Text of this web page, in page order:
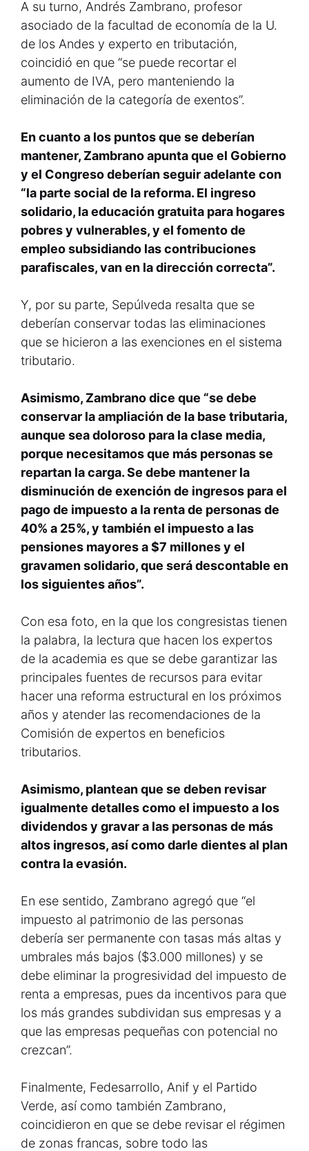
A su turno, Andrés Zambrano, profesor
asociado de la facultad de economía de la U.
de los Andes y experto en tributación,
coincidió en que “se puede recortar el
aumento de IVA, pero manteniendo la
eliminación de la categoría de exentos”.
En cuanto a los puntos que se deberían
mantener, Zambrano apunta que el Gobierno
y el Congreso deberían seguir adelante con
“la parte social de la reforma. El ingreso
solidario, la educación gratuita para hogares
pobres y vulnerables, y el fomento de
empleo subsidiando las contribuciones
parafiscales, van en la dirección correcta”.
Y, por su parte, Sepúlveda resalta que se
deberían conservar todas las eliminaciones
que se hicieron a las exenciones en el sistema
tributario.
Asimismo, Zambrano dice que “se debe
conservar la ampliación de la base tributaria,
aunque sea doloroso para la clase media,
porque necesitamos que más personas se
repartan la carga. Se debe mantener la
disminución de exención de ingresos para el
pago de impuesto a la renta de personas de
40% a 25%, y también el impuesto a las
pensiones mayores a $7 millones y el
gravamen solidario, que será descontable en
los siguientes años”.
Con esa foto, en la que los congresistas tienen
la palabra, la lectura que hacen los expertos
de la academia es que se debe garantizar las
principales fuentes de recursos para evitar
hacer una reforma estructural en los próximos
años y atender las recomendaciones de la
Comisión de expertos en beneficios
tributarios.
Asimismo, plantean que se deben revisar
igualmente detalles como el impuesto a los
dividendos y gravar a las personas de más
altos ingresos, así como darle dientes al plan
contra la evasión.
En ese sentido, Zambrano agregó que “el
impuesto al patrimonio de las personas
debería ser permanente con tasas más altas y
umbrales más bajos ($3.000 millones) y se
debe eliminar la progresividad del impuesto de
renta a empresas, pues da incentivos para que
los más grandes subdividan sus empresas y a
que las empresas pequeñas con potencial no
crezcan”.
Finalmente, Fedesarrollo, Anif y el Partido
Verde, así como también Zambrano,
coincidieron en que se debe revisar el régimen
de zonas francas, sobre todo las